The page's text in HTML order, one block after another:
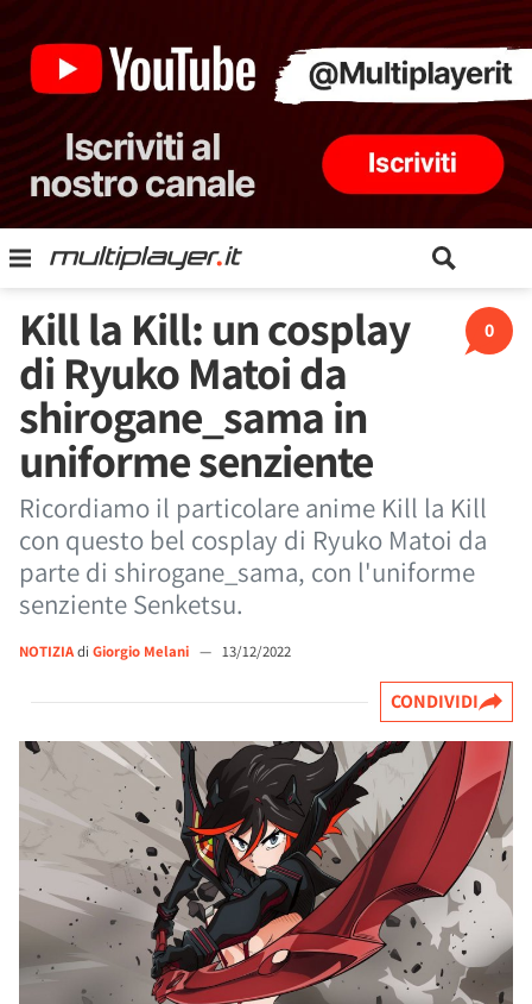
0
Kill la Kill: un cosplay
di Ryuko Matoi da
shirogane_sama in
uniforme senziente
Ricordiamo il particolare anime Kill la Kill
con questo bel cosplay di Ryuko Matoi da
parte di shirogane_sama, con l'uniforme
senziente Senketsu.
NOTIZIAdi Giorgio Melani — 13/12/2022
CONDIVIDI